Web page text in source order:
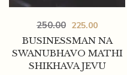
BUSINESSMAN NA
SWANUBHAVO MATHI
SHIKHAVA JEVU
250.00 225.00